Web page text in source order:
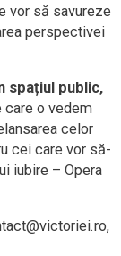
vor să savureze
perspectivei
spațiul public,
care o vedem
celor
cei care vor să-
iubire – Opera